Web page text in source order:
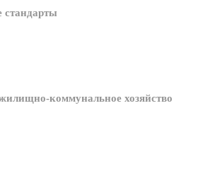
стандарты
коммунальное хозяйство